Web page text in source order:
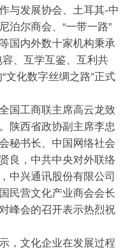
与发展协会、土耳其-中
泊尔商会、“一带一路”
国内外数十家机构秉承
、互学互鉴、互利共
文化数字丝绸之路”正式
国工商联主席高云龙致
陕西省政协副主席李忠
秘书长、中国网络社会
良，中共中央对外联络
中兴通讯股份有限公司
民营文化产业商会会长
峰会的召开表示热烈祝
，文化企业在发展过程